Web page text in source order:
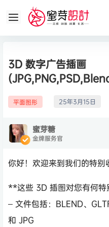
3D 数字广告插画
平面图形 25年3月15日
蜜芽糖
金牌服务官
你好！欢迎来到我们的特别
**这些 3D 插图对您有何
– 文件包括：BLEND、
和 JPG